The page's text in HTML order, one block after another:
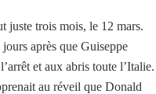
juste trois mois, le 12 mars.
après que Guiseppe
et aux abris toute l’Italie.
au réveil que Donald